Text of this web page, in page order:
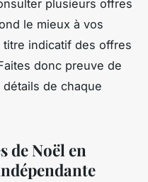
plusieurs offres
le mieux à vos
indicatif des offres
donc preuve de
de chaque
de Noël en